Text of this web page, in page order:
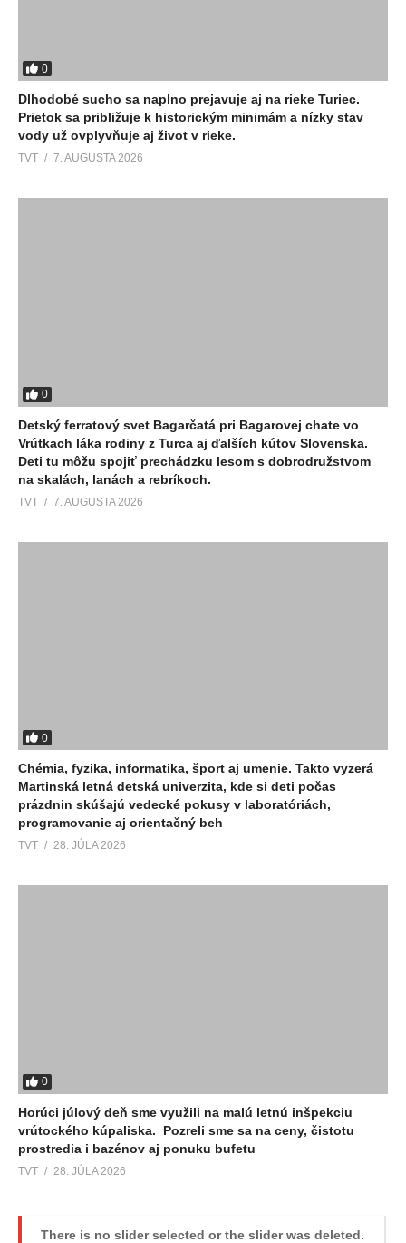
0
Dlhodobé sucho sa naplno prejavuje aj na rieke Turiec.
Prietok sa približuje k historickým minimám a nízky stav
vody už ovplyvňuje aj život v rieke.
TVT 7. AUGUSTA 2026
0
Detský ferratový svet Bagarčatá pri Bagarovej chate vo
Vrútkach láka rodiny z Turca aj ďalších kútov Slovenska.
Deti tu môžu spojiť prechádzku lesom s dobrodružstvom
na skalách, lanách a rebríkoch.
TVT 7. AUGUSTA 2026
0
Chémia, fyzika, informatika, šport aj umenie. Takto vyzerá
Martinská letná detská univerzita, kde si deti počas
prázdnin skúšajú vedecké pokusy v laboratóriách,
programovanie aj orientačný beh
TVT 28. JÚLA 2026
0
Horúci júlový deň sme využili na malú letnú inšpekciu
vrútockého kúpaliska. Pozreli sme sa na ceny, čistotu
prostredia i bazénov aj ponuku bufetu
TVT 28. JÚLA 2026
There is no slider selected or the slider was deleted.